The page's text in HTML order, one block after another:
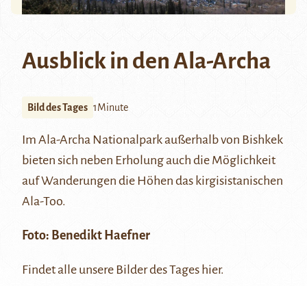
Ausblick in den Ala-Archa
Bild des Tages 1Minute
Im Ala-Archa Nationalparkaußerhalb von Bishkek
bieten sich neben Erholung auch die Möglichkeit
auf Wanderungen die Höhen das kirgisistanischen
Ala-Too.
Foto: Benedikt Haefner
Findet alle unsere Bilder des Tages hier.